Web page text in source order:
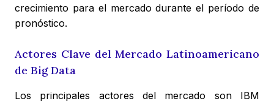
crecimiento para el mercado durante el período de
pronóstico.
Actores Clave del Mercado Latinoamericano
de Big Data
Los principales actores del mercado son IBM